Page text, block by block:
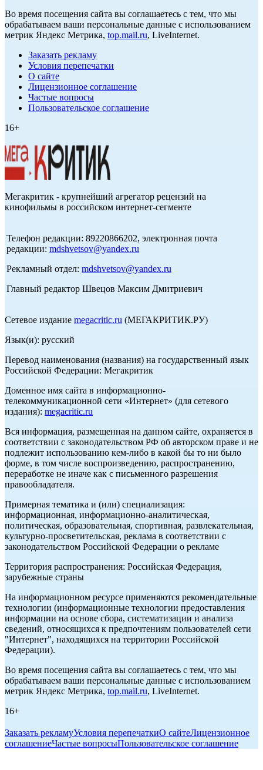
Во время посещения сайта вы соглашаетесь с тем, что мы
обрабатываем ваши персональные данные с использованием
метрик Яндекс Метрика, top.mail.ru, LiveInternet.
Заказать рекламу
Условия перепечатки
О сайте
Лицензионное соглашение
Частые вопросы
Пользовательское соглашение
16+
Мегакритик - крупнейший агрегатор рецензий на
кинофильмы в российском интернет-сегменте
Телефон редакции: 89220866202, электронная почта
редакции: mdshvetsov@yandex.ru
Рекламный отдел: mdshvetsov@yandex.ru
Главный редактор Швецов Максим Дмитриевич
Сетевое издание megacritic.ru (МЕГАКРИТИК.РУ)
Язык(и): русский
Перевод наименования (названия) на государственный язык
Российской Федерации: Мегакритик
Доменное имя сайта в информационно-
телекоммуникационной сети «Интернет» (для сетевого
издания): megacritic.ru
Вся информация, размещенная на данном сайте, охраняется в
соответствии с законодательством РФ об авторском праве и не
подлежит использованию кем-либо в какой бы то ни было
форме, в том числе воспроизведению, распространению,
переработке не иначе как с письменного разрешения
правообладателя.
Примерная тематика и (или) специализация:
информационная, информационно-аналитическая,
политическая, образовательная, спортивная, развлекательная,
культурно-просветительская, реклама в соответствии с
законодательством Российской Федерации о рекламе
Территория распространения: Российская Федерация,
зарубежные страны
На информационном ресурсе применяются рекомендательные
технологии (информационные технологии предоставления
информации на основе сбора, систематизации и анализа
сведений, относящихся к предпочтениям пользователей сети
"Интернет", находящихся на территории Российской
Федерации).
Во время посещения сайта вы соглашаетесь с тем, что мы
обрабатываем ваши персональные данные с использованием
метрик Яндекс Метрика, top.mail.ru, LiveInternet.
16+
Заказать рекламуУсловия перепечаткиО сайтеЛицензионное
соглашениеЧастые вопросыПользовательское соглашение